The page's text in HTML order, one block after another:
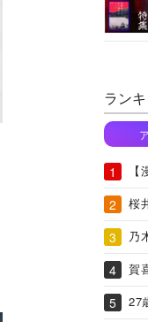
ラン
桜
乃
賀
27